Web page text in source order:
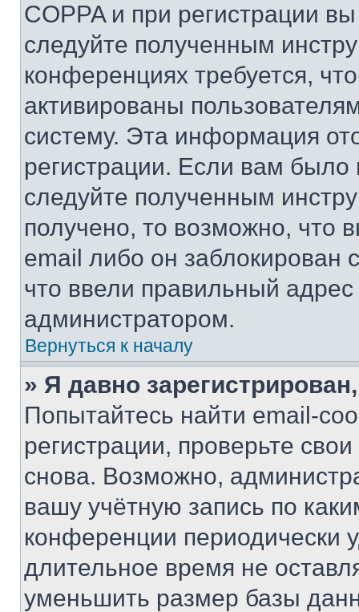
COPPA и при регистрации
следуйте полученным
конференциях требуется,
активированы
систему. Эта информация
регистрации. Если вам
следуйте полученным
получено, то возможно, что
email либо он
что ввели правильный адрес
администратором.
Вернуться к началу
» Я давно
Попытайтесь найти email-
регистрации, проверьте
снова. Возможно,
вашу учётную запись по
конференции периодически
длительное время не
уменьшить размер базы